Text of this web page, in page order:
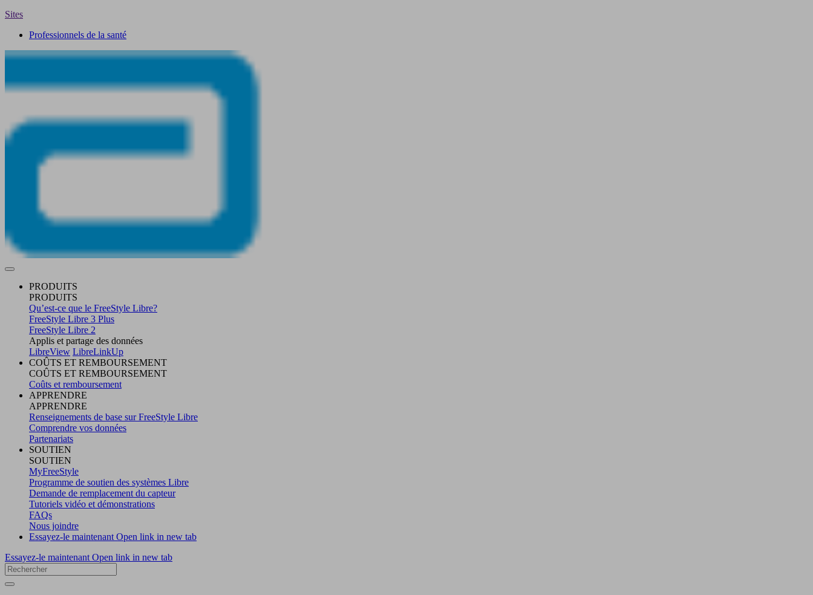
Sites
Professionnels de la santé
PRODUITS
PRODUITS
Qu’est-ce que le FreeStyle Libre?
FreeStyle Libre 3 Plus
FreeStyle Libre 2
Applis et partage des données
LibreView LibreLinkUp
COÛTS ET REMBOURSEMENT
COÛTS ET REMBOURSEMENT
Coûts et remboursement
APPRENDRE
APPRENDRE
Renseignements de base sur FreeStyle Libre
Comprendre vos données
Partenariats
SOUTIEN
SOUTIEN
MyFreeStyle
Programme de soutien des systèmes Libre
Demande de remplacement du capteur
Tutoriels vidéo et démonstrations
FAQs
Nous joindre
Essayez-le maintenant Open link in new tab
Essayez-le maintenant Open link in new tab